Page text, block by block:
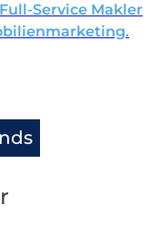
Service Makler